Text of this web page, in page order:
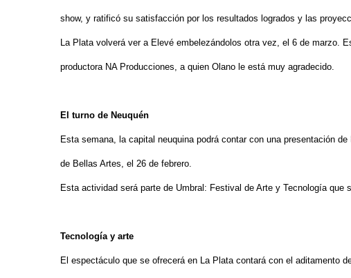
show, y ratificó su satisfacción por los resultados logrados y las
La Plata volverá ver a Elevé embelezándolos otra vez, el 6 de marzo.
productora NA Producciones, a quien Olano le está muy agradecido.
El turno de Neuquén
Esta semana, la capital neuquina podrá contar con una presentación
de Bellas Artes, el 26 de febrero.
Esta actividad será parte de Umbral: Festival de Arte y Tecnología que
Tecnología y arte
El espectáculo que se ofrecerá en La Plata contará con el aditamento